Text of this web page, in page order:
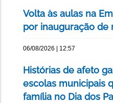
Volta às aulas na
por inauguração de
06/08/2026 | 12:57
Histórias de afeto
escolas municipais
família no Dia dos